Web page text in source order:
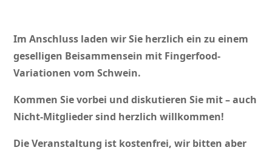
Im Anschluss laden wir Sie herzlich ein zu einem
geselligen Beisammensein mit Fingerfood-
Variationen vom Schwein.
Kommen Sie vorbei und diskutieren Sie mit – auch
Nicht-Mitglieder sind herzlich willkommen!
Die Veranstaltung ist kostenfrei, wir bitten aber